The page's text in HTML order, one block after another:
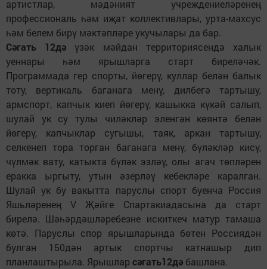
артистлар, мәдәният учреждениеләренең
профессиональ һәм иҗат коллективлары, урта-махсус
һәм белем бирү мәктәпләре укучылары да бар.
Сәгать 12дә үзәк мәйдан территориясендә халык
уеннары һәм ярышларга старт биреләчәк.
Программада гер спорты, йөгерү, куллар белән балык
тоту, вертикаль баганага менү, дилбегә тартышу,
армспорт, капчык киеп йөгерү, кашыкка күкәй салып,
шулай ук су тулы чиләкләр эленгән көянтә белән
йөгерү, капчыклар сугышы, таяк, аркан тартышу,
селкенеп тора торган баганага менү, бүләкләр кисү,
чүлмәк вату, катыкта бүләк эзләү, олы агач төпләрен
еракка ыргыту, утын әзерләү кебекләре каралган.
Шулай ук бу вакытта паруслы спорт буенча Россия
Яшьләренең V Җәйге Спартакиадасына да старт
бирелә. Шәһәрдәшләребезне искиткеч матур тамаша
көтә. Паруслы спор ярышларында бөтен Россиядән
булган 150дән артык спортчы катнашыр дип
планлаштырыла. Ярышлар сәгать12дә башлана.